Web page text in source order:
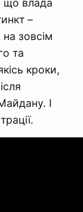
що влада
–
зовсім
та
кроки,
І